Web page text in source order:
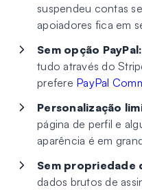
suspendeu contas
apoiadores fica em
Sem opção PayPal:
tudo através do
prefere PayPal
Personalização
página de perfil e
aparência é em
Sem propriedade
dados brutos de